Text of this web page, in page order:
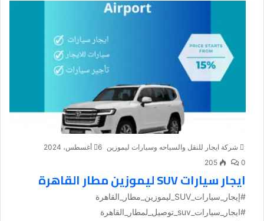
شركة ايجار للنقل والسياحه وسيارات ليموزين 6 أغسطس، 2024
0
205
ايجار سيارات SUV ليموزين مطار القاهرة
#إيجار_سيارات_SUV_ليموزين_مطار_القاهرة
#ايجار_سيارات_suv_توصيل_لمطار_القاهرة